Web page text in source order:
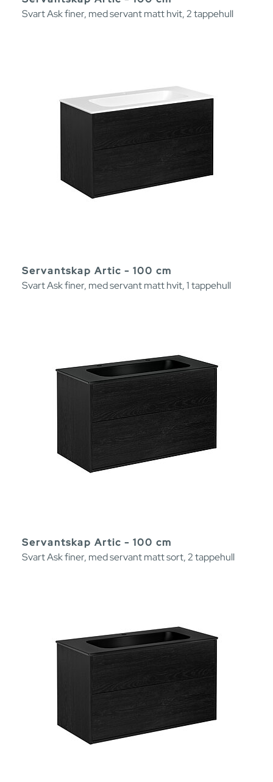
Svart Ask finer, med servant matt hvit, 2 tappehull
Servantskap Artic - 100 cm
Svart Ask finer, med servant matt hvit, 1 tappehull
Servantskap Artic - 100 cm
Svart Ask finer, med servant matt sort, 2 tappehull